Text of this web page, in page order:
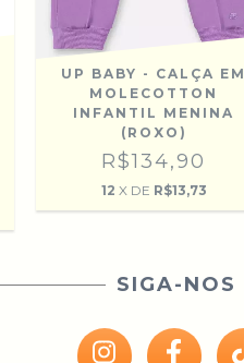
UP BABY - CALÇA EM
MOLECOTTON
INFANTIL MENINA
(ROXO)
R$134,90
12 X DE R$13,73
SIGA-NOS